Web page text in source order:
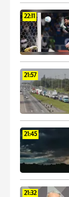
22:11
21:57
21:45
21:32